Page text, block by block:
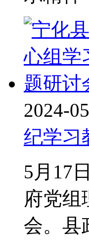
2024-
纪学习
5月17
府党组
会。县